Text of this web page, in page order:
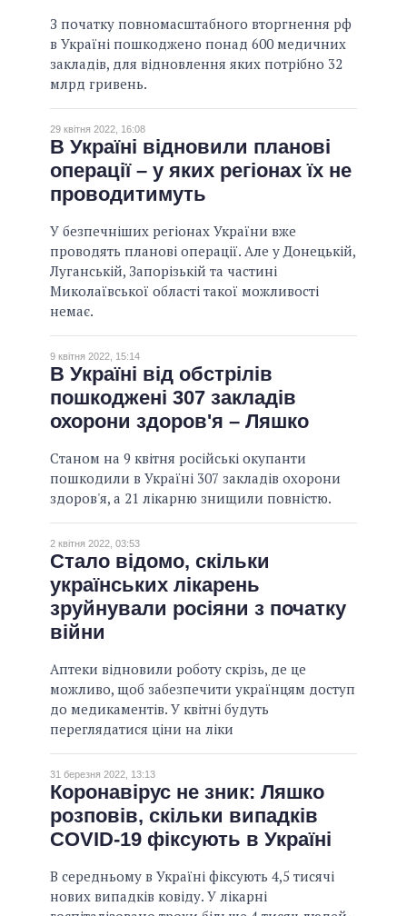
З початку повномасштабного вторгнення рф
в Україні пошкоджено понад 600 медичних
закладів, для відновлення яких потрібно 32
млрд гривень.
29 квітня 2022, 16:08
В Україні відновили планові
операції – у яких регіонах їх не
проводитимуть
У безпечніших регіонах України вже
проводять планові операції. Але у Донецькій,
Луганській, Запорізькій та частині
Миколаївської області такої можливості
немає.
9 квітня 2022, 15:14
В Україні від обстрілів
пошкоджені 307 закладів
охорони здоров'я – Ляшко
Станом на 9 квітня російські окупанти
пошкодили в Україні 307 закладів охорони
здоров'я, а 21 лікарню знищили повністю.
2 квітня 2022, 03:53
Стало відомо, скільки
українських лікарень
зруйнували росіяни з початку
війни
Аптеки відновили роботу скрізь, де це
можливо, щоб забезпечити українцям доступ
до медикаментів. У квітні будуть
переглядатися ціни на ліки
31 березня 2022, 13:13
Коронавірус не зник: Ляшко
розповів, скільки випадків
COVID-19 фіксують в Україні
В середньому в Україні фіксують 4,5 тисячі
нових випадків ковіду. У лікарні